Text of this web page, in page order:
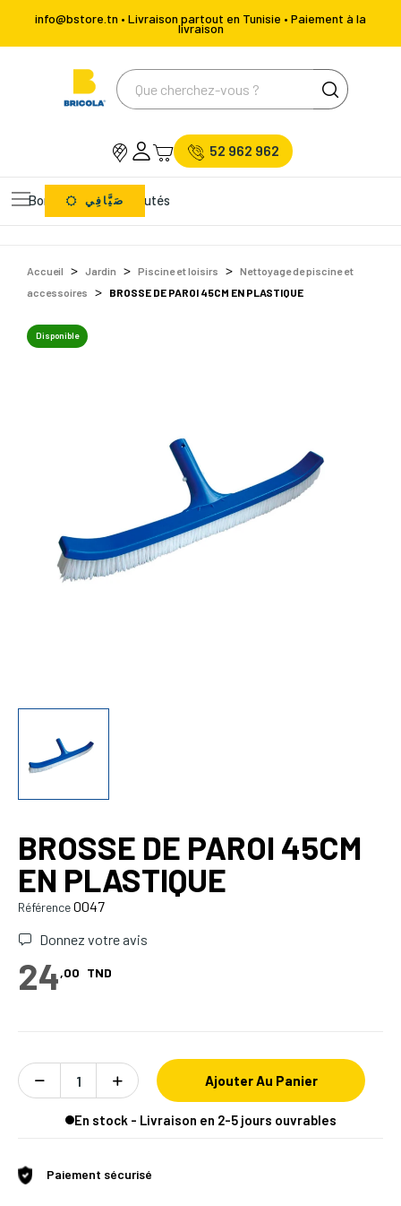
info@bstore.tn • Livraison partout en Tunisie • Paiement à la
livraison
52 962 962
Bons Plans Nouveautés
صَيَّافِي
Accueil Jardin Piscine et loisirs
Nettoyage de piscine et
accessoires
BROSSE DE PAROI 45CM EN PLASTIQUE
Disponible
BROSSE DE PAROI 45CM
EN PLASTIQUE
Référence0047
Donnez votre avis
24,00 TND
Ajouter Au Panier
En stock - Livraison en 2-5 jours ouvrables
Paiement sécurisé